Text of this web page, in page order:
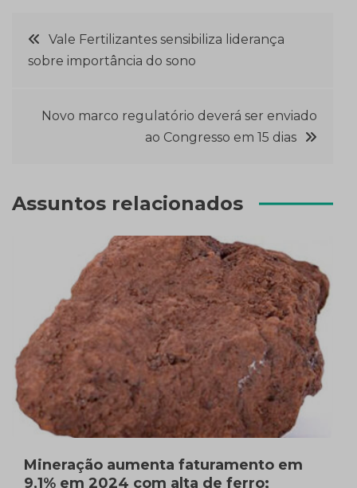
Navegação
Post
Vale Fertilizantes sensibiliza liderança
sobre importância do sono
Novo marco regulatório deverá ser enviado
ao Congresso em 15 dias
Assuntos relacionados
Mineração aumenta faturamento em
9,1% em 2024 com alta de ferro;